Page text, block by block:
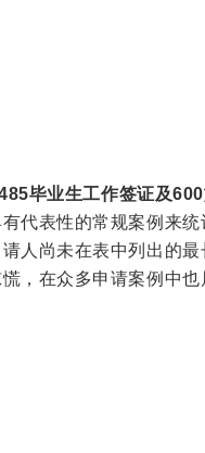
毕业生工作签证及
代表性的常规案例来统
人尚未在表中列出的最
，在众多申请案例中也